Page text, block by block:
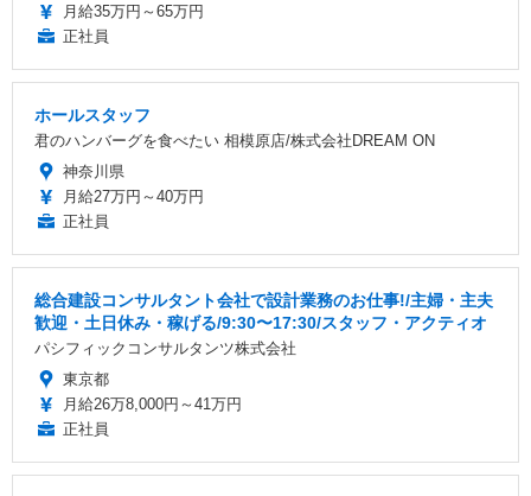
月給35万円～65万円
正社員
ホールスタッフ
君のハンバーグを食べたい 相模原店/株式会社DREAM ON
神奈川県
月給27万円～40万円
正社員
総合建設コンサルタント会社で設計業務のお仕事!/主婦・主夫
歓迎・土日休み・稼げる/9:30〜17:30/スタッフ・アクティオ
パシフィックコンサルタンツ株式会社
東京都
月給26万8,000円～41万円
正社員